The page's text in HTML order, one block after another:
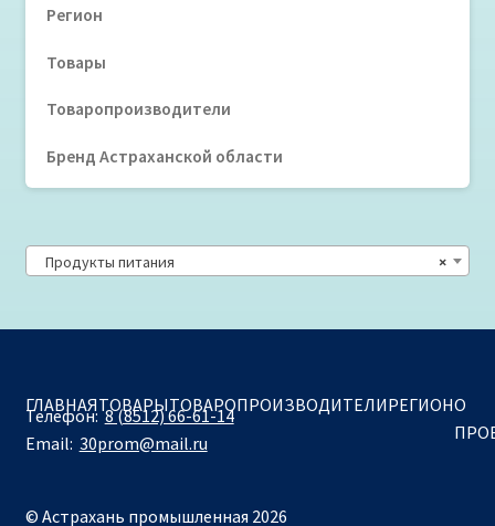
Регион
Товары
Товаропроизводители
Бренд Астраханской области
×
Продукты питания
ГЛАВНАЯТОВАРЫТОВАРОПРОИЗВОДИТЕЛИРЕГИОНО
Телефон:8 (8512) 66-61-14
Email: 30prom@mail.ru
© Астрахань промышленная 2026